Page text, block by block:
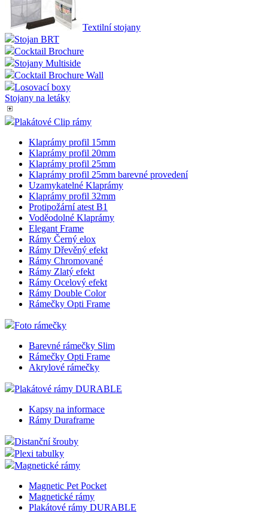
Textilní stojany
Stojan BRT
Cocktail Brochure
Stojany Multiside
Cocktail Brochure Wall
Losovací boxy
Stojany na letáky
Plakátové Clip rámy
Klaprámy profil 15mm
Klaprámy profil 20mm
Klaprámy profil 25mm
Klaprámy profil 25mm barevné provedení
Uzamykatelné Klaprámy
Klaprámy profil 32mm
Protipožární atest B1
Voděodolné Klaprámy
Elegant Frame
Rámy Černý elox
Rámy Dřevěný efekt
Rámy Chromované
Rámy Zlatý efekt
Rámy Ocelový efekt
Rámy Double Color
Rámečky Opti Frame
Foto rámečky
Barevné rámečky Slim
Rámečky Opti Frame
Akrylové rámečky
Plakátové rámy DURABLE
Kapsy na informace
Rámy Duraframe
Distanční šrouby
Plexi tabulky
Magnetické rámy
Magnetic Pet Pocket
Magnetické rámy
Plakátové rámy DURABLE